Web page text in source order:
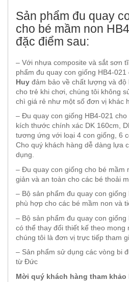
Sản phẩm đu quay
cho bé mầm non
đặc điểm sau:
– Với nhựa composite và sắt sơn
phẩm đu quay con giống HB4-021
Huy đảm bảo về chất lượng và độ
cho trẻ khi chơi, chúng tôi không
chì giá rẻ như một số đơn vị khác
– Đu quay con giống HB4-021
kích thước chính xác DK 160cm,
tương ứng với loại 4 con giống, 6
Cho quý khách hàng dễ dàng lựa
dụng.
– Đu quay con giống cho bé mầm
giản và an toàn cho các bé thoải
– Bộ sản phẩm đu quay con
phù hợp cho các bé mầm non và
– Bộ sản phẩm đu quay con
có thể thay đổi thiết kế theo mong
chúng tôi là đơn vị trực tiếp tham
– Sản phẩm sử dụng các vòng bi
từ Đức
Mời quý khách hàng tham